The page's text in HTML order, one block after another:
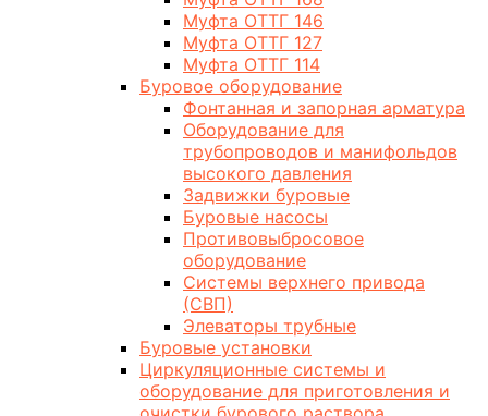
Муфта ОТТГ 146
Муфта ОТТГ 127
Муфта ОТТГ 114
Буровое оборудование
Фонтанная и запорная арматура
Оборудование для
трубопроводов и манифольдов
высокого давления
Задвижки буровые
Буровые насосы
Противовыбросовое
оборудование
Системы верхнего привода
(СВП)
Элеваторы трубные
Буровые установки
Циркуляционные системы и
оборудование для приготовления и